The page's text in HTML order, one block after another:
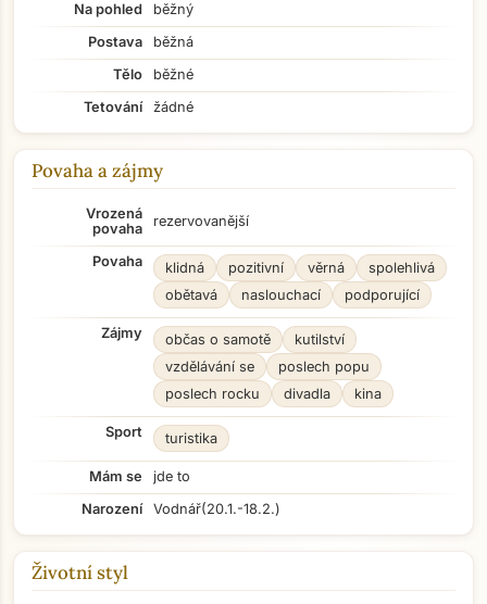
Na pohled
běžný
Postava
běžná
Tělo
běžné
Tetování
žádné
Povaha a zájmy
Vrozená
povaha
rezervovanější
Povaha klidná pozitivní věrná
spolehlivá
obětavá
naslouchací podporující
Zájmy občas o samotě
kutilství
vzdělávání se
poslech popu
poslech rocku
divadla kina
Sport turistika
Mám se
jde to
Narození
Vodnář(20.1.-18.2.)
Životní styl